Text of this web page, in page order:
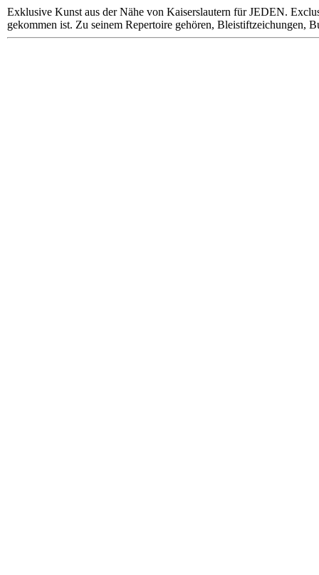
Exklusive Kunst aus der Nähe von Kaiserslautern für JEDEN.
gekommen ist. Zu seinem Repertoire gehören, Bleistiftzeichungen,